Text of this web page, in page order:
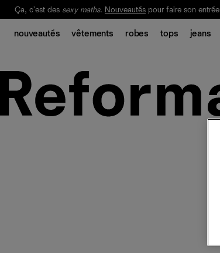
Notre Bilan Responsable 2025 est ici. Lisez-le
Ça, c'est des sexy maths. Nouveautés pour faire son
nouveautés vêtements robes tops jeans